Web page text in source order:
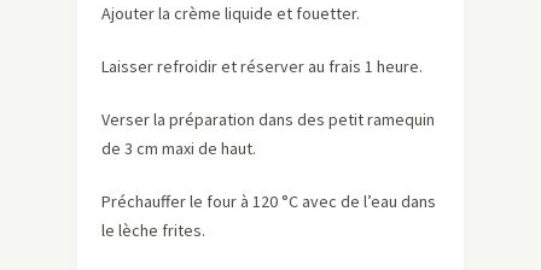
Ajouter la crème liquide et fouetter.
Laisser refroidir et réserver au frais 1 heure.
Verser la préparation dans des petit ramequin
de 3 cm maxi de haut.
Préchauffer le four à 120 °C avec de l’eau dans
le lèche frites.